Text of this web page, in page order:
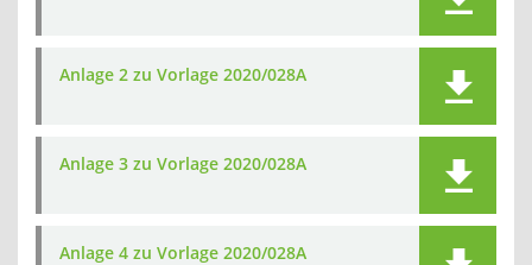
Anlage 2 zu Vorlage 2020/028A
Anlage 3 zu Vorlage 2020/028A
Anlage 4 zu Vorlage 2020/028A